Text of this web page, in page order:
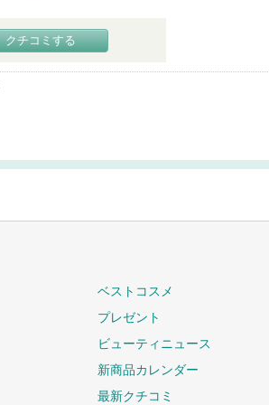
クチコミする
ベストコスメ
プレゼント
ビューティニュース
新商品カレンダー
最新クチコミ